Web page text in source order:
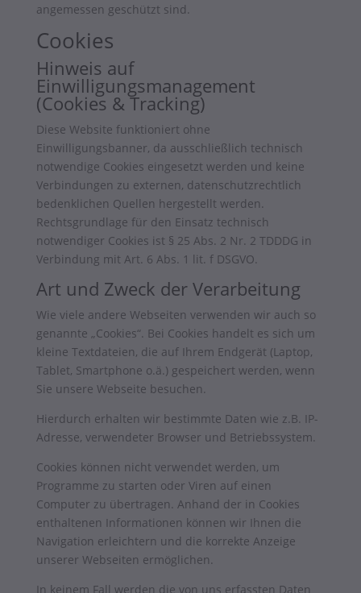
angemessen geschützt sind.
Cookies
Hinweis auf
Einwilligungsmanagement
(Cookies & Tracking)
Diese Website funktioniert ohne
Einwilligungsbanner, da ausschließlich technisch
notwendige Cookies eingesetzt werden und keine
Verbindungen zu externen, datenschutzrechtlich
bedenklichen Quellen hergestellt werden.
Rechtsgrundlage für den Einsatz technisch
notwendiger Cookies ist § 25 Abs. 2 Nr. 2 TDDDG in
Verbindung mit Art. 6 Abs. 1 lit. f DSGVO.
Art und Zweck der Verarbeitung
Wie viele andere Webseiten verwenden wir auch so
genannte „Cookies“. Bei Cookies handelt es sich um
kleine Textdateien, die auf Ihrem Endgerät (Laptop,
Tablet, Smartphone o.ä.) gespeichert werden, wenn
Sie unsere Webseite besuchen.
Hierdurch erhalten wir bestimmte Daten wie z.B. IP-
Adresse, verwendeter Browser und Betriebssystem.
Cookies können nicht verwendet werden, um
Programme zu starten oder Viren auf einen
Computer zu übertragen. Anhand der in Cookies
enthaltenen Informationen können wir Ihnen die
Navigation erleichtern und die korrekte Anzeige
unserer Webseiten ermöglichen.
In keinem Fall werden die von uns erfassten Daten